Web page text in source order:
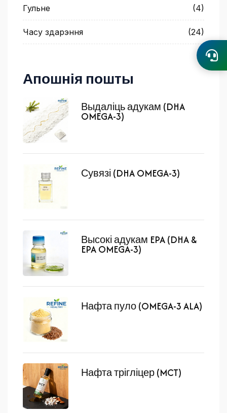
Гульне (4)
Часу здарэння (24)
Апошнія пошты
Выдаліць адукам (DHA
OMEGA-3)
Сувязі (DHA OMEGA-3)
Высокі адукам EPA (DHA &
EPA OMEGA-3)
Нафта пуло (OMEGA-3 ALA)
Нафта трігліцер (MCT)